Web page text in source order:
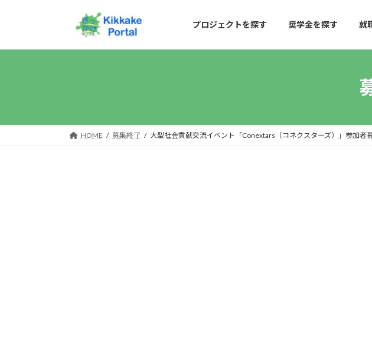
キ
に
プロジェクトを探す 奨学金を探す 就
HOME 募集終了 大型社会貢献交流イベント「Conextars（コネクスターズ）」参加者